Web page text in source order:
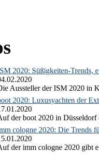
2020: Süßigkeiten-Trends,
Aussteller der ISM 2020 in
2020: Luxusyachten der
der boot 2020 in Düsseldorf
cologne 2020: Die Trends
der imm cologne 2020 gibt